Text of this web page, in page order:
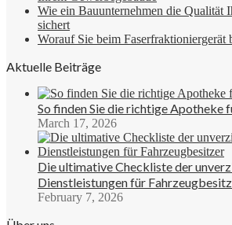
Wie ein Bauunternehmen die Qualität
sichert
Worauf Sie beim Faserfraktioniergerät
Aktuelle Beiträge
So finden Sie die richtige Apotheke
March 17, 2026
Die ultimative Checkliste der
Dienstleistungen für
February 7, 2026